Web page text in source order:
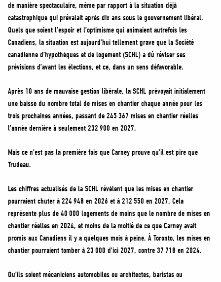
de manière spectaculaire, même par rapport à la situation déjà
catastrophique qui prévalait après dix ans sous le gouvernement libéral.
Quels que soient l’espoir et l’optimisme qui animaient autrefois les
Canadiens, la situation est aujourd’hui tellement grave que la Société
canadienne d’hypothèques et de logement (SCHL) a dû réviser ses
prévisions d’avant les élections, et ce, dans un sens défavorable.
Après 10 ans de mauvaise gestion libérale, la SCHL prévoyait initialement
une baisse du nombre total de mises en chantier chaque année pour les
trois prochaines années, passant de 245 367 mises en chantier réelles
l’année dernière à seulement 232 900 en 2027.
Mais ce n’est pas la première fois que Carney prouve qu’il est pire que
Trudeau.
Les chiffres actualisés de la SCHL révèlent que les mises en chantier
pourraient chuter à 224 948 en 2026 et à 212 550 en 2027. Cela
représente plus de 40 000 logements de moins que le nombre de mises en
chantier réelles en 2024, et moins de la moitié de ce que Carney avait
promis aux Canadiens il y a quelques mois à peine. À Toronto, les mises en
chantier pourraient tomber à 23 000 d’ici 2027, contre 37 718 en 2024.
Qu’ils soient mécaniciens automobiles ou architectes, baristas ou